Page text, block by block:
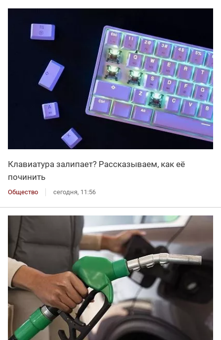
Клавиатура залипает? Рассказываем, как её
починить
Общество сегодня, 11:56